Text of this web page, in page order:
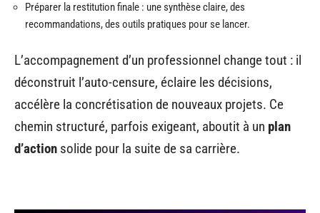
Préparer la restitution finale : une synthèse claire, des
recommandations, des outils pratiques pour se lancer.
L’accompagnement d’un professionnel change tout : il
déconstruit l’auto-censure, éclaire les décisions,
accélère la concrétisation de nouveaux projets. Ce
chemin structuré, parfois exigeant, aboutit à un plan
d’action solide pour la suite de sa carrière.